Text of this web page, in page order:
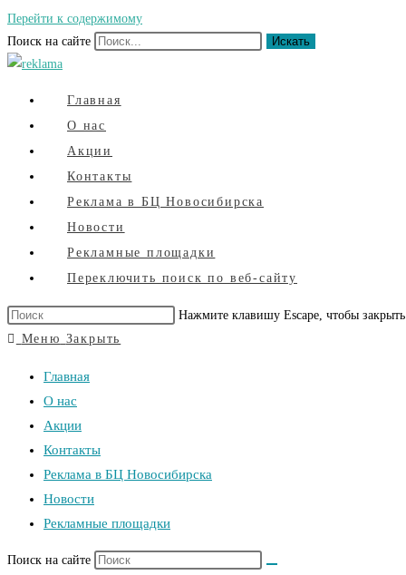
Перейти к содержимому
Поиск на сайте
Искать
Главная
О нас
Акции
Контакты
Реклама в БЦ Новосибирска
Новости
Рекламные площадки
Переключить поиск по веб-сайту
Нажмите клавишу Escape, чтобы
Меню Закрыть
Главная
О нас
Акции
Контакты
Реклама в БЦ Новосибирска
Новости
Рекламные площадки
Поиск на сайте